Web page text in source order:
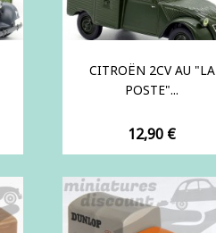
CITROËN 2CV AU "LA
POSTE"...
Prix
12,90 €